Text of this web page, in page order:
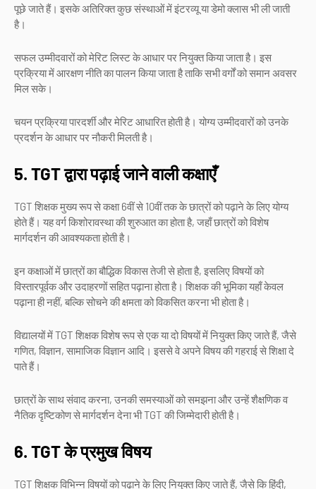
पूछे जाते हैं। इसके अतिरिक्त कुछ संस्थाओं में इंटरव्यू या डेमो क्लास भी ली जाती
है।
सफल उम्मीदवारों को मेरिट लिस्ट के आधार पर नियुक्त किया जाता है। इस
प्रक्रिया में आरक्षण नीति का पालन किया जाता है ताकि सभी वर्गों को समान अवसर
मिल सके।
चयन प्रक्रिया पारदर्शी और मेरिट आधारित होती है। योग्य उम्मीदवारों को उनके
प्रदर्शन के आधार पर नौकरी मिलती है।
5. TGT द्वारा पढ़ाई जाने वाली कक्षाएँ
TGT शिक्षक मुख्य रूप से कक्षा 6वीं से 10वीं तक के छात्रों को पढ़ाने के लिए योग्य
होते हैं। यह वर्ग किशोरावस्था की शुरुआत का होता है, जहाँ छात्रों को विशेष
मार्गदर्शन की आवश्यकता होती है।
इन कक्षाओं में छात्रों का बौद्धिक विकास तेजी से होता है, इसलिए विषयों को
विस्तारपूर्वक और उदाहरणों सहित पढ़ाना होता है। शिक्षक की भूमिका यहाँ केवल
पढ़ाना ही नहीं, बल्कि सोचने की क्षमता को विकसित करना भी होता है।
विद्यालयों में TGT शिक्षक विशेष रूप से एक या दो विषयों में नियुक्त किए जाते हैं, जैसे
गणित, विज्ञान, सामाजिक विज्ञान आदि। इससे वे अपने विषय की गहराई से शिक्षा दे
पाते हैं।
छात्रों के साथ संवाद करना, उनकी समस्याओं को समझना और उन्हें शैक्षणिक व
नैतिक दृष्टिकोण से मार्गदर्शन देना भी TGT की जिम्मेदारी होती है।
6. TGT के प्रमुख विषय
TGT शिक्षक विभिन्न विषयों को पढ़ाने के लिए नियुक्त किए जाते हैं, जैसे कि हिंदी,